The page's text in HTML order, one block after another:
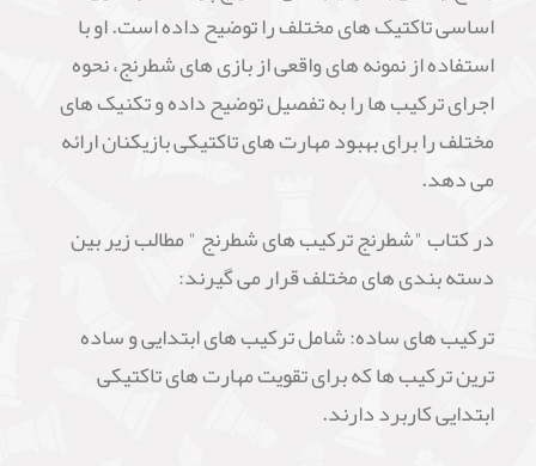
اساسی تاکتیک های مختلف را توضیح داده است. او با
استفاده از نمونه های واقعی از بازی های شطرنج، نحوه
اجرای ترکیب ها را به تفصیل توضیح داده و تکنیک های
مختلف را برای بهبود مهارت های تاکتیکی بازیکنان ارائه
می دهد.
در کتاب "شطرنج ترکیب های شطرنج " مطالب زیر بین
دسته بندی های مختلف قرار می گیرند:
ترکیب های ساده: شامل ترکیب های ابتدایی و ساده
ترین ترکیب ها که برای تقویت مهارت های تاکتیکی
ابتدایی کاربرد دارند.